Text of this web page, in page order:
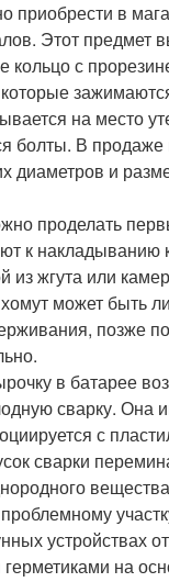
приобрести в
Этот предмет
кольцо с
на место
болты. В
диаметров и
проделать
к накладыванию
из жгута или
может быть
позже
в батарее
сварку. Она
с
сварки
устройствах
герметиками на